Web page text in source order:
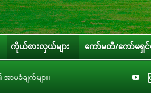
ကိုယ်စားလှယ်များ ကော်မတီ/ကော်မရှင်မ
များနှင့် တာဝန်ခံချက်များစိစစ်ရေးကော်မတီနှ